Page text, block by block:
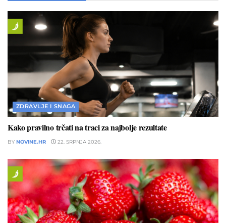
ZDRAVLJE I SNAGA
Kako pravilno trčati na traci za najbolje rezultate
BY NOVINE.HR 22. SRPNJA 2026.